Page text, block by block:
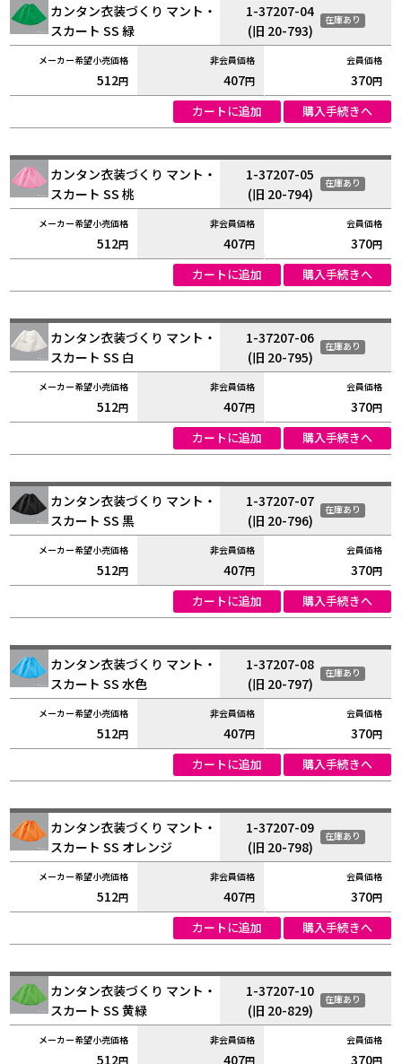
カンタン衣装づくり マント・
スカート SS 緑
1-37207-04
(旧 20-793)
在庫あり
512円 407円 370円
カートに追加 購入手続きへ
カンタン衣装づくり マント・
スカート SS 桃
1-37207-05
(旧 20-794)
在庫あり
512円 407円 370円
カートに追加 購入手続きへ
カンタン衣装づくり マント・
スカート SS 白
1-37207-06
(旧 20-795)
在庫あり
512円 407円 370円
カートに追加 購入手続きへ
カンタン衣装づくり マント・
スカート SS 黒
1-37207-07
(旧 20-796)
在庫あり
512円 407円 370円
カートに追加 購入手続きへ
カンタン衣装づくり マント・
スカート SS 水色
1-37207-08
(旧 20-797)
在庫あり
512円 407円 370円
カートに追加 購入手続きへ
カンタン衣装づくり マント・
スカート SS オレンジ
1-37207-09
(旧 20-798)
在庫あり
512円 407円 370円
カートに追加 購入手続きへ
カンタン衣装づくり マント・
スカート SS 黄緑
1-37207-10
(旧 20-829)
在庫あり
512円 407円 370円